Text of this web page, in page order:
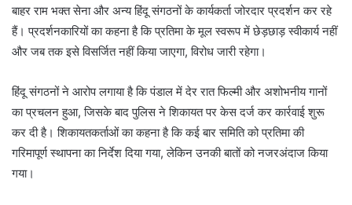
बाहर राम भक्त सेना और अन्य हिंदू संगठनों के कार्यकर्ता जोरदार प्रदर्शन कर रहे
हैं। प्रदर्शनकारियों का कहना है कि प्रतिमा के मूल स्वरूप में छेड़छाड़ स्वीकार्य नहीं
और जब तक इसे विसर्जित नहीं किया जाएगा, विरोध जारी रहेगा।
हिंदू संगठनों ने आरोप लगाया है कि पंडाल में देर रात फिल्मी और अशोभनीय गानों
का प्रचलन हुआ, जिसके बाद पुलिस ने शिकायत पर केस दर्ज कर कार्रवाई शुरू
कर दी है। शिकायतकर्ताओं का कहना है कि कई बार समिति को प्रतिमा की
गरिमापूर्ण स्थापना का निर्देश दिया गया, लेकिन उनकी बातों को नजरअंदाज किया
गया।